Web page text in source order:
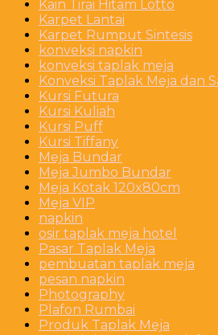
Kain Tirai Hitam Lotto
Karpet Lantai
Karpet Rumput Sintesis
konveksi napkin
konveksi taplak meja
Konveksi Taplak Meja dan
Kursi Futura
Kursi Kuliah
Kursi Puff
Kursi Tiffany
Meja Bundar
Meja Jumbo Bundar
Meja Kotak 120x80cm
Meja VIP
napkin
osir taplak meja hotel
Pasar Taplak Meja
pembuatan taplak meja
pesan napkin
Photography
Plafon Rumbai
Produk Taplak Meja